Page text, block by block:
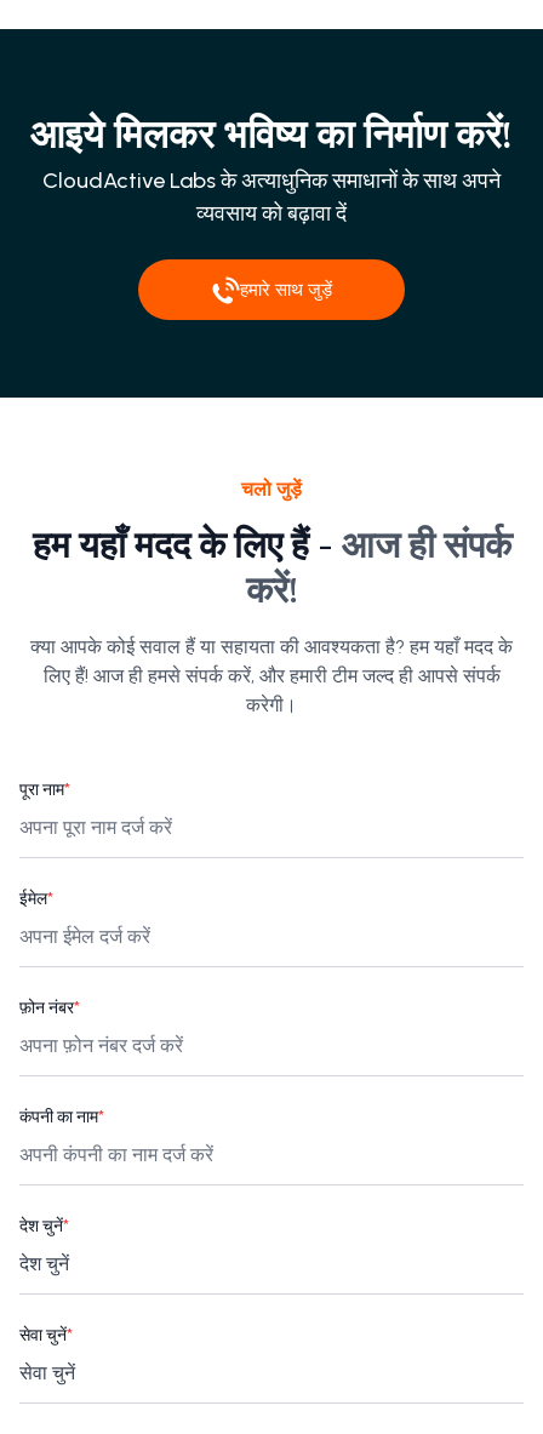
आइये मिलकर भविष्य का निर्माण करें!
CloudActive Labs के अत्याधुनिक समाधानों के साथ अपने
व्यवसाय को बढ़ावा दें
हमारे साथ जुड़ें
चलो जुड़ें
हम यहाँ मदद के लिए हैं - आज ही संपर्क
करें!
क्या आपके कोई सवाल हैं या सहायता की आवश्यकता है? हम यहाँ मदद के
लिए हैं! आज ही हमसे संपर्क करें, और हमारी टीम जल्द ही आपसे संपर्क
करेगी।
पूरा नाम*
ईमेल*
फ़ोन नंबर*
कंपनी का नाम*
देश चुनें*
सेवा चुनें*